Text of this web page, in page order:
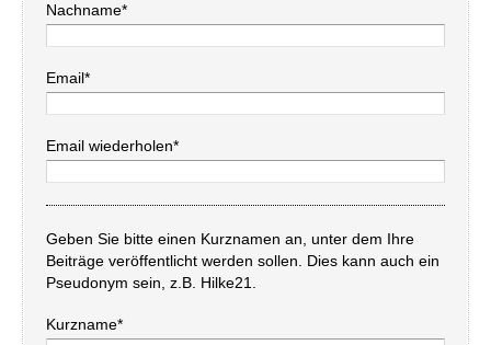
Nachname*
Email*
Email wiederholen*
Geben Sie bitte einen Kurznamen an, unter dem Ihre
Beiträge veröffentlicht werden sollen. Dies kann auch ein
Pseudonym sein, z.B. Hilke21.
Kurzname*